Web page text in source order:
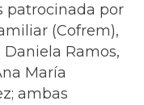
patrocinada por
(Cofrem),
Ramos,
María
ambas